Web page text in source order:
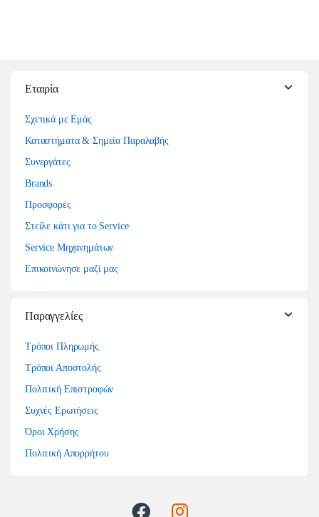
Εταιρία
Σχετικά με Εμάς
Καταστήματα & Σημεία Παραλαβής
Συνεργάτες
Brands
Προσφορές
Στείλε κάτι για το Service
Service Μηχανημάτων
Επικοινώνησε μαζί μας
Παραγγελίες
Τρόποι Πληρωμής
Τρόποι Αποστολής
Πολιτική Επιστροφών
Συχνές Ερωτήσεις
Όροι Χρήσης
Πολιτική Απορρήτου